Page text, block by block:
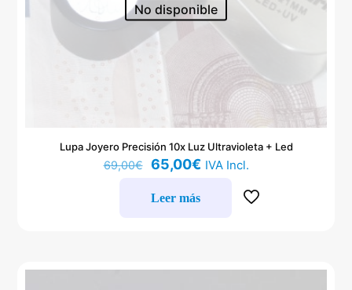
No disponible
Lupa Joyero Precisión 10x Luz Ultravioleta + Led
69,00€
El
precio
original
era:
65,00€El
actual
IVA Incl.
Leer más